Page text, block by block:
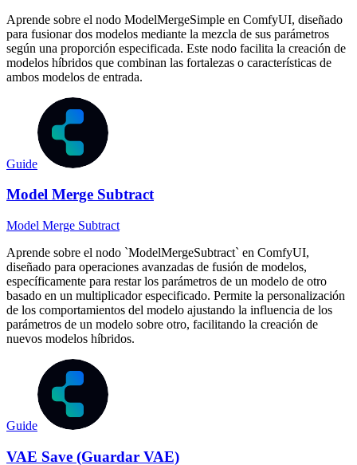
Aprende sobre el nodo ModelMergeSimple en ComfyUI, diseñado
para fusionar dos modelos mediante la mezcla de sus parámetros
según una proporción especificada. Este nodo facilita la creación de
modelos híbridos que combinan las fortalezas o características de
ambos modelos de entrada.
Guide
Model Merge Subtract
Model Merge Subtract
Aprende sobre el nodo `ModelMergeSubtract` en ComfyUI,
diseñado para operaciones avanzadas de fusión de modelos,
específicamente para restar los parámetros de un modelo de otro
basado en un multiplicador especificado. Permite la personalización
de los comportamientos del modelo ajustando la influencia de los
parámetros de un modelo sobre otro, facilitando la creación de
nuevos modelos híbridos.
Guide
VAE Save (Guardar VAE)